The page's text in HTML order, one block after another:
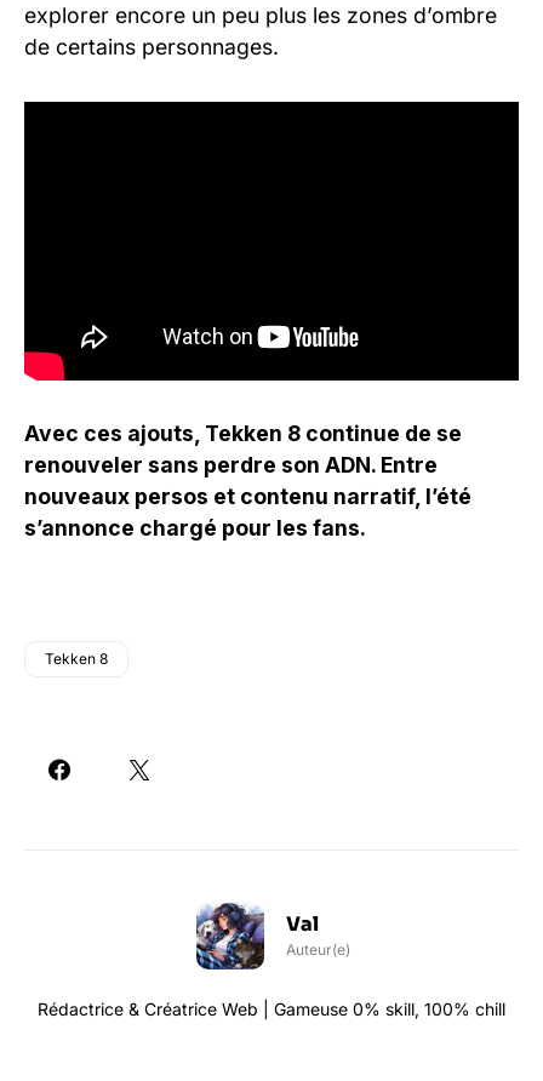
explorer encore un peu plus les zones d’ombre
de certains personnages.
Avec ces ajouts, Tekken 8 continue de se
renouveler sans perdre son ADN. Entre
nouveaux persos et contenu narratif, l’été
s’annonce chargé pour les fans.
Tekken 8
Val
Auteur(e)
Rédactrice & Créatrice Web | Gameuse 0% skill, 100% chill